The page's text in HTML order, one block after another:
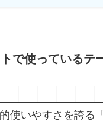
で使っているテ
使いやすさを誇る